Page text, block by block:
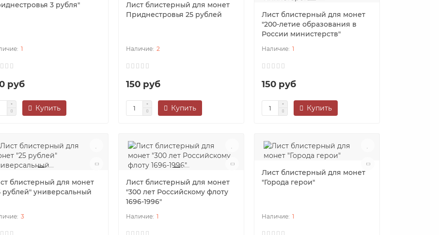
3 рубля"
1
руб
Купить
Лист блистерный для монет
Приднестровья 25 рублей
2
150 руб
Купить
Лист блистерный для монет
"200-летие образования в
России министерств"
1
150 руб
Купить
блистерный для монет
рублей" универсальный
3
Лист блистерный для монет
"300 лет Российскому флоту
1696-1996"
1
Лист блистерный для монет
"Города герои"
1